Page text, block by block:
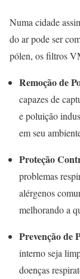
Numa cidade
do ar pode ser
pólen, os filtros
Remoção de
capazes de
e poluição
em seu
Proteção
problemas
alérgenos
melhorando a
Prevenção de
interno seja
doenças